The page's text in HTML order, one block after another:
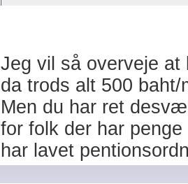
Jeg vil så overveje at
da trods alt 500 baht/
Men du har ret
for folk der har
har lavet